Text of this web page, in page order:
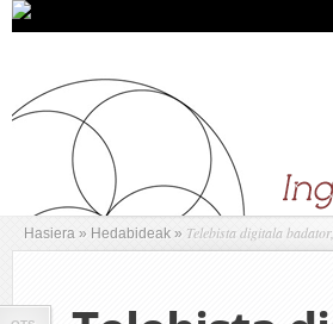
Hasiera » Hedabideak » Telebista digitala